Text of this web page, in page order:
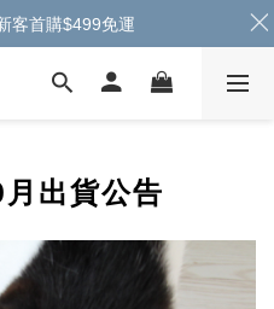
月出貨公告
客首購$499免運